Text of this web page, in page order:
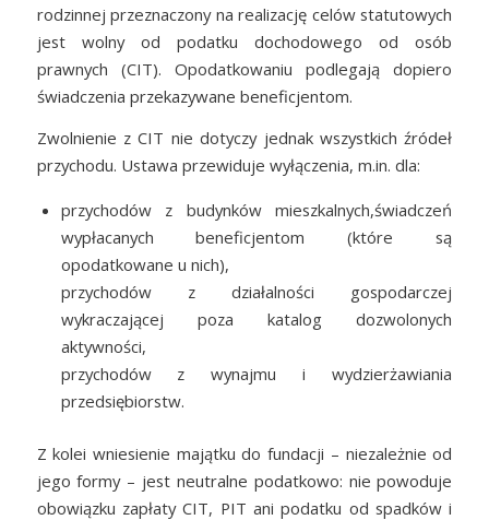
rodzinnej przeznaczony na realizację celów statutowych
jest wolny od podatku dochodowego od osób
prawnych (CIT). Opodatkowaniu podlegają dopiero
świadczenia przekazywane beneficjentom.
Zwolnienie z CIT nie dotyczy jednak wszystkich źródeł
przychodu. Ustawa przewiduje wyłączenia, m.in. dla:
przychodów z budynków mieszkalnych,świadczeń
wypłacanych beneficjentom (które są
opodatkowane u nich),
przychodów z działalności gospodarczej
wykraczającej poza katalog dozwolonych
aktywności,
przychodów z wynajmu i wydzierżawiania
przedsiębiorstw.
Z kolei wniesienie majątku do fundacji – niezależnie od
jego formy – jest neutralne podatkowo: nie powoduje
obowiązku zapłaty CIT, PIT ani podatku od spadków i